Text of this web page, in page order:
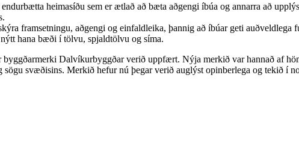
heimasíðu sem er ætlað að bæta aðgengi íbúa og annarra að
framsetningu, aðgengi og einfaldleika, þannig að íbúar geti
hana bæði í tölvu, spjaldtölvu og síma.
byggðarmerki Dalvíkurbyggðar verið uppfært. Nýja merkið var hannað af
sögu svæðisins. Merkið hefur nú þegar verið auglýst opinberlega og tekið í